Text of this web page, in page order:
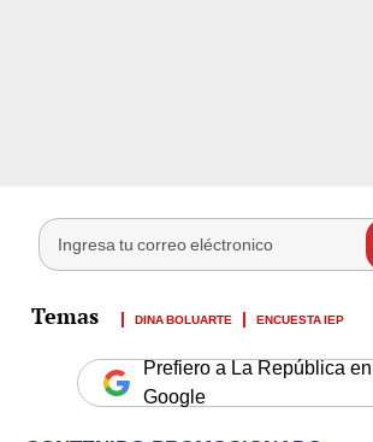
DINA BOLUARTE ENCUESTA IEP
Prefiero a La República en
Google